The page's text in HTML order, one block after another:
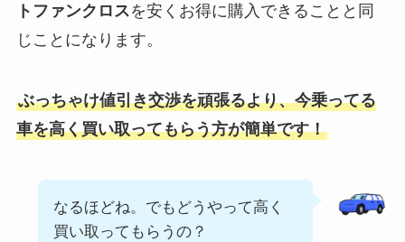
トファンクロスを安くお得に購入できることと同
じことになります。
ぶっちゃけ値引き交渉を頑張るより、今乗ってる
車を高く買い取ってもらう方が簡単です！
なるほどね。でもどうやって高く
買い取ってもらうの？